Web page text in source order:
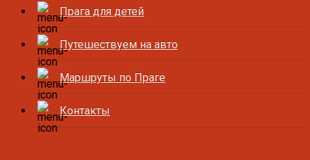
Прага для детей
Путешествуем на авто
Маршруты по Праге
Контакты